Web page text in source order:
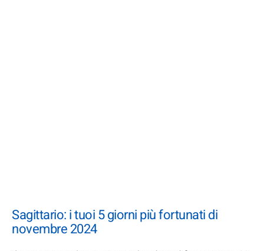
Sagittario: i tuoi 5 giorni più fortunati di
novembre 2024